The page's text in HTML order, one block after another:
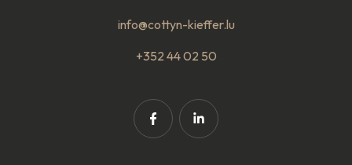
info@cottyn-kieffer.lu
+352 44 02 50